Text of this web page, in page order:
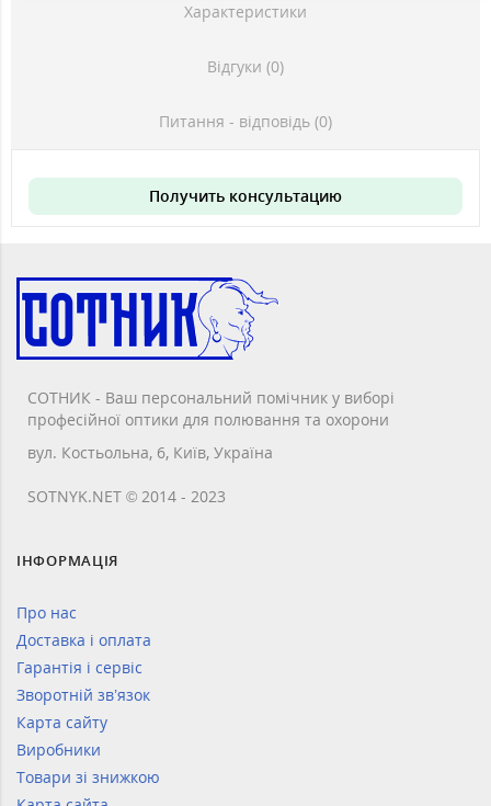
Характеристики
Відгуки (0)
Питання - відповідь (0)
Получить консультацию
СОТНИК - Ваш персональний помічник у виборі
професійної оптики для полювання та охорони
вул. Костьольна, 6, Київ, Україна
SOTNYK.NET © 2014 - 2023
ІНФОРМАЦІЯ
Про нас
Доставка і оплата
Гарантія і сервіс
Зворотній зв’язок
Карта сайту
Виробники
Товари зі знижкою